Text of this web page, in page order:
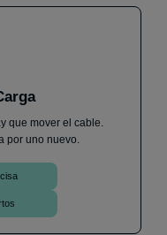
que mover el cable.
por uno nuevo.